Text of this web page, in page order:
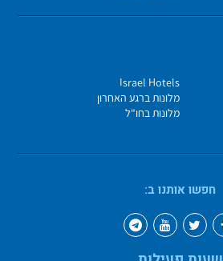
Israel Hotels
מלונות ברגע האחרון
מלונות בחו"ל
חפשו אותנו ב: